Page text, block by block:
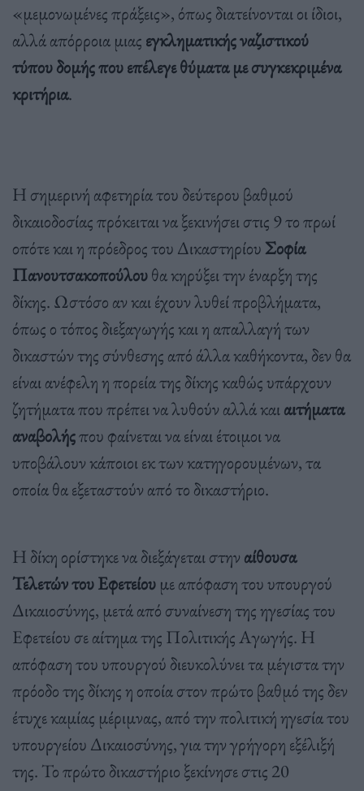
«μεμονωμένες πράξεις», όπως διατείνονται οι ίδιοι,
αλλά απόρροια μιας εγκληματικής ναζιστικού
τύπου δομής που επέλεγε θύματα με συγκεκριμένα
κριτήρια.
Η σημερινή αφετηρία του δεύτερου βαθμού
δικαιοδοσίας πρόκειται να ξεκινήσει στις 9 το πρωί
οπότε και η πρόεδρος του Δικαστηρίου Σοφία
Πανουτσακοπούλουθα κηρύξει την έναρξη της
δίκης. Ωστόσο αν και έχουν λυθεί προβλήματα,
όπως ο τόπος διεξαγωγής και η απαλλαγή των
δικαστών της σύνθεσης από άλλα καθήκοντα, δεν θα
είναι ανέφελη η πορεία της δίκης καθώς υπάρχουν
ζητήματα που πρέπει να λυθούν αλλά καιαιτήματα
αναβολήςπου φαίνεται να είναι έτοιμοι να
υποβάλουν κάποιοι εκ των κατηγορουμένων, τα
οποία θα εξεταστούν από το δικαστήριο.
Η δίκη ορίστηκε να διεξάγεται στην αίθουσα
Τελετών του Εφετείου με απόφαση του υπουργού
Δικαιοσύνης, μετά από συναίνεση της ηγεσίας του
Εφετείου σε αίτημα της Πολιτικής Αγωγής. Η
απόφαση του υπουργού διευκολύνει τα μέγιστα την
πρόοδο της δίκης η οποία στον πρώτο βαθμό της δεν
έτυχε καμίας μέριμνας, από την πολιτική ηγεσία του
υπουργείου Δικαιοσύνης, για την γρήγορη εξέλιξή
της. Το πρώτο δικαστήριο ξεκίνησε στις 20